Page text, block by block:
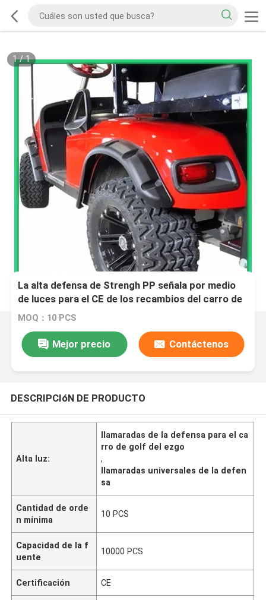
1/1
La alta defensa de Strengh PP señala por medio
de luces para el CE de los recambios del carro de
golf de Ezgo aprobado
MOQ：10 PCS
Mejor precio Contáctenos
DESCRIPCIóN DE PRODUCTO
Alta luz:
llamaradas de la defensa para el ca
rro de golf del ezgo
,
llamaradas universales de la defen
sa
Cantidad de orde
n mínima
10 PCS
Capacidad de la f
uente
10000 PCS
Certificación CE